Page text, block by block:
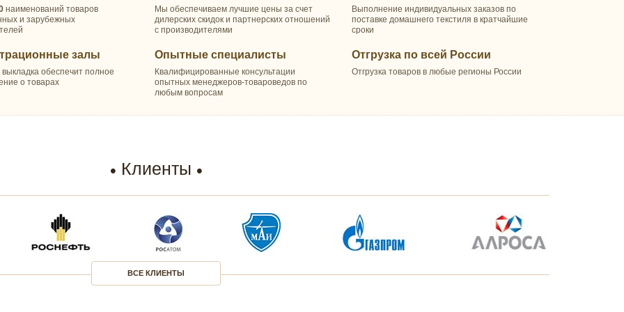
наименований товаров
и зарубежных
залы
обеспечит полное
о товарах
Мы обеспечиваем лучшие цены за счет
дилерских скидок и партнерских отношений
с производителями
Опытные специалисты
Квалифицированные консультации
опытных менеджеров-товароведов по
любым вопросам
Выполнение индивидуальных заказов по
поставке домашнего текстиля в кратчайшие
сроки
Отгрузка по всей России
Отгрузка товаров в любые регионы России
Клиенты
ВСЕ КЛИЕНТЫ